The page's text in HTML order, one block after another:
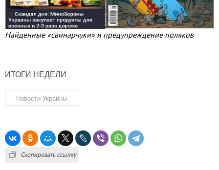
Найденные «свинарчуки» и предупреждение поляков
ИТОГИ НЕДЕЛИ
Новости Украины
Скопировать ссылку